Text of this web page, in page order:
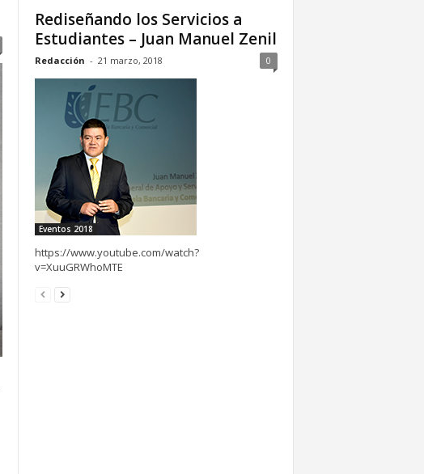
Rediseñando los Servicios a
Estudiantes – Juan Manuel Zenil
Redacción - 21 marzo, 2018 0
Eventos 2018
https://www.youtube.com/watch?
v=XuuGRWhoMTE